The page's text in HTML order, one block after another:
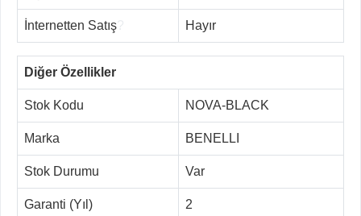
İnternetten Satış Hayır
Diğer Özellikler
Stok Kodu NOVA-BLACK
Marka BENELLI
Stok Durumu Var
Garanti (Yıl) 2